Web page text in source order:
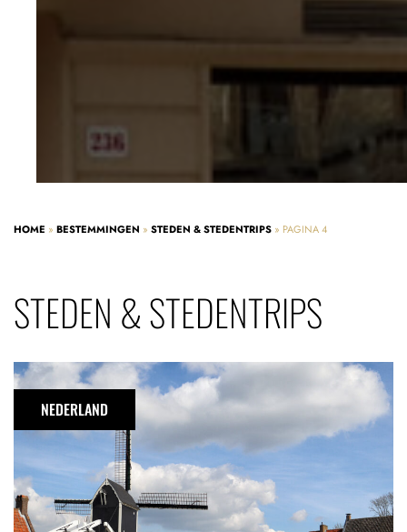
HOME » BESTEMMINGEN » STEDEN & STEDENTRIPS » PAGINA 4
STEDEN & STEDENTRIPS
Vestingstad
Heusden
NEDERLAND